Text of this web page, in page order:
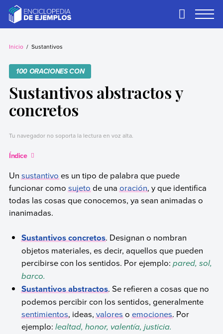
contentEjemplos
Necesitas ejemplos.
Primary
Inicio Sustantivos
100 ORACIONES CON
Sustantivos abstractos y
concretos
Tu navegador no soporta la lectura en voz alta.
Índice
Unsustantivoes un tipo de palabra que puede
funcionar comosujetode unaoración, y que identifica
todas las cosas que conocemos, ya sean animadas o
inanimadas.
Sustantivos concretos. Designan o nombran
objetos materiales, es decir, aquellos que pueden
percibirse con los sentidos. Por ejemplo:pared, sol,
barco.
Sustantivos abstractos. Se refieren a cosas que no
podemos percibir con los sentidos, generalmente
sentimientos, ideas,valoresoemociones. Por
ejemplo:lealtad, honor, valentía, justicia.